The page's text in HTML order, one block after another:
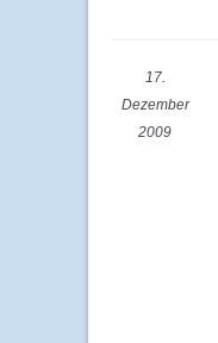
17.
Dezember
2009